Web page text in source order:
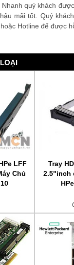
Nhanh quý khách
mãi tốt. Quý
Hotline để được
LFF
Chủ
Tray
2.5"inch